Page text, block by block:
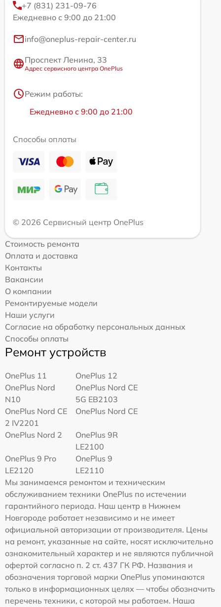
+7 (831) 231-09-76
Ежедневно с 9:00 до 21:00
info@oneplus-repair-center.ru
Проспект Ленина, 33
Адрес сервисного центра OnePlus
Режим работы:
Ежедневно с 9:00 до 21:00
Способы оплаты
© 2026 Сервисный центр OnePlus
Стоимость ремонта
Оплата и доставка
Контакты
Вакансии
О компании
Ремонтируемые модели
Наши услуги
Согласие на обработку персональных данных
Способы оплаты
Ремонт устройств
OnePlus 11
OnePlus 12
OnePlus Nord
N10
OnePlus Nord CE
5G EB2103
OnePlus Nord CE
2 IV2201
OnePlus Nord CE
OnePlus Nord 2
OnePlus 9R
LE2100
OnePlus 9 Pro
LE2120
OnePlus 9
LE2110
Мы занимаемся ремонтом и техническим
обслуживанием техники OnePlus по истечении
гарантийного периода. Наш центр в Нижнем
Новгороде работает независимо и не имеет
официальной авторизации от производителя. Цены
на ремонт, указанные на сайте, носят исключительно
ознакомительный характер и не являются публичной
офертой согласно п. 2 ст. 437 ГК РФ. Названия и
обозначения торговой марки OnePlus упоминаются
только в информационных целях — чтобы обозначить
перечень техники, с которой мы работаем. Наша